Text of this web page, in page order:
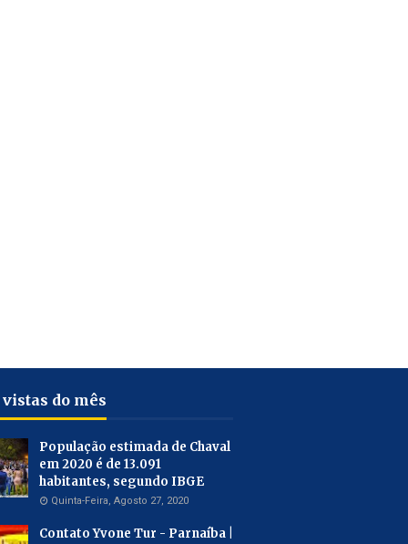
do mês
População estimada de Chaval
em 2020 é de 13.091
habitantes, segundo IBGE
Quinta-Feira, Agosto 27, 2020
Contato Yvone Tur - Parnaíba |